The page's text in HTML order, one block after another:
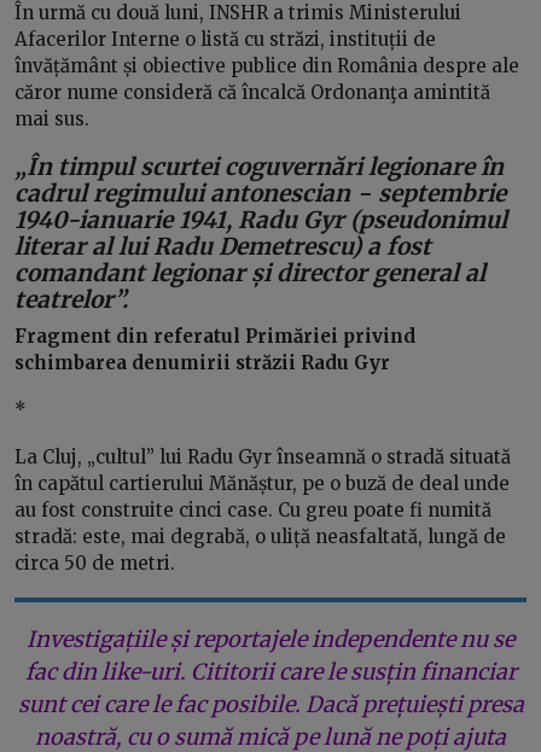
În urmă cu două luni, INSHR a trimis Ministerului
Afacerilor Interne o listă cu străzi, instituții de
învățământ și obiective publice din România despre ale
căror nume consideră că încalcă Ordonanţa amintită
mai sus.
„În timpul scurtei coguvernări legionare în
cadrul regimului antonescian − septembrie
1940-ianuarie 1941, Radu Gyr (pseudonimul
literar al lui Radu Demetrescu) a fost
comandant legionar și director general al
teatrelor”.
Fragment din referatul Primăriei privind
schimbarea denumirii străzii Radu Gyr
*
La Cluj, „cultul” lui Radu Gyr înseamnă o stradă situată
în capătul cartierului Mănăștur, pe o buză de deal unde
au fost construite cinci case. Cu greu poate fi numită
stradă: este, mai degrabă, o uliță neasfaltată, lungă de
circa 50 de metri.
Investigațiile și reportajele independente nu se
fac din like-uri. Cititorii care le susțin financiar
sunt cei care le fac posibile. Dacă prețuiești presa
noastră, cu o sumă mică pe lună ne poți ajuta